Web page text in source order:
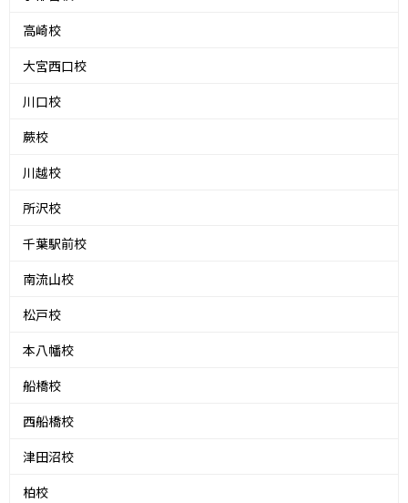
高崎校
大宮西口校
川口校
蕨校
川越校
所沢校
千葉駅前校
南流山校
松戸校
本八幡校
船橋校
西船橋校
津田沼校
柏校